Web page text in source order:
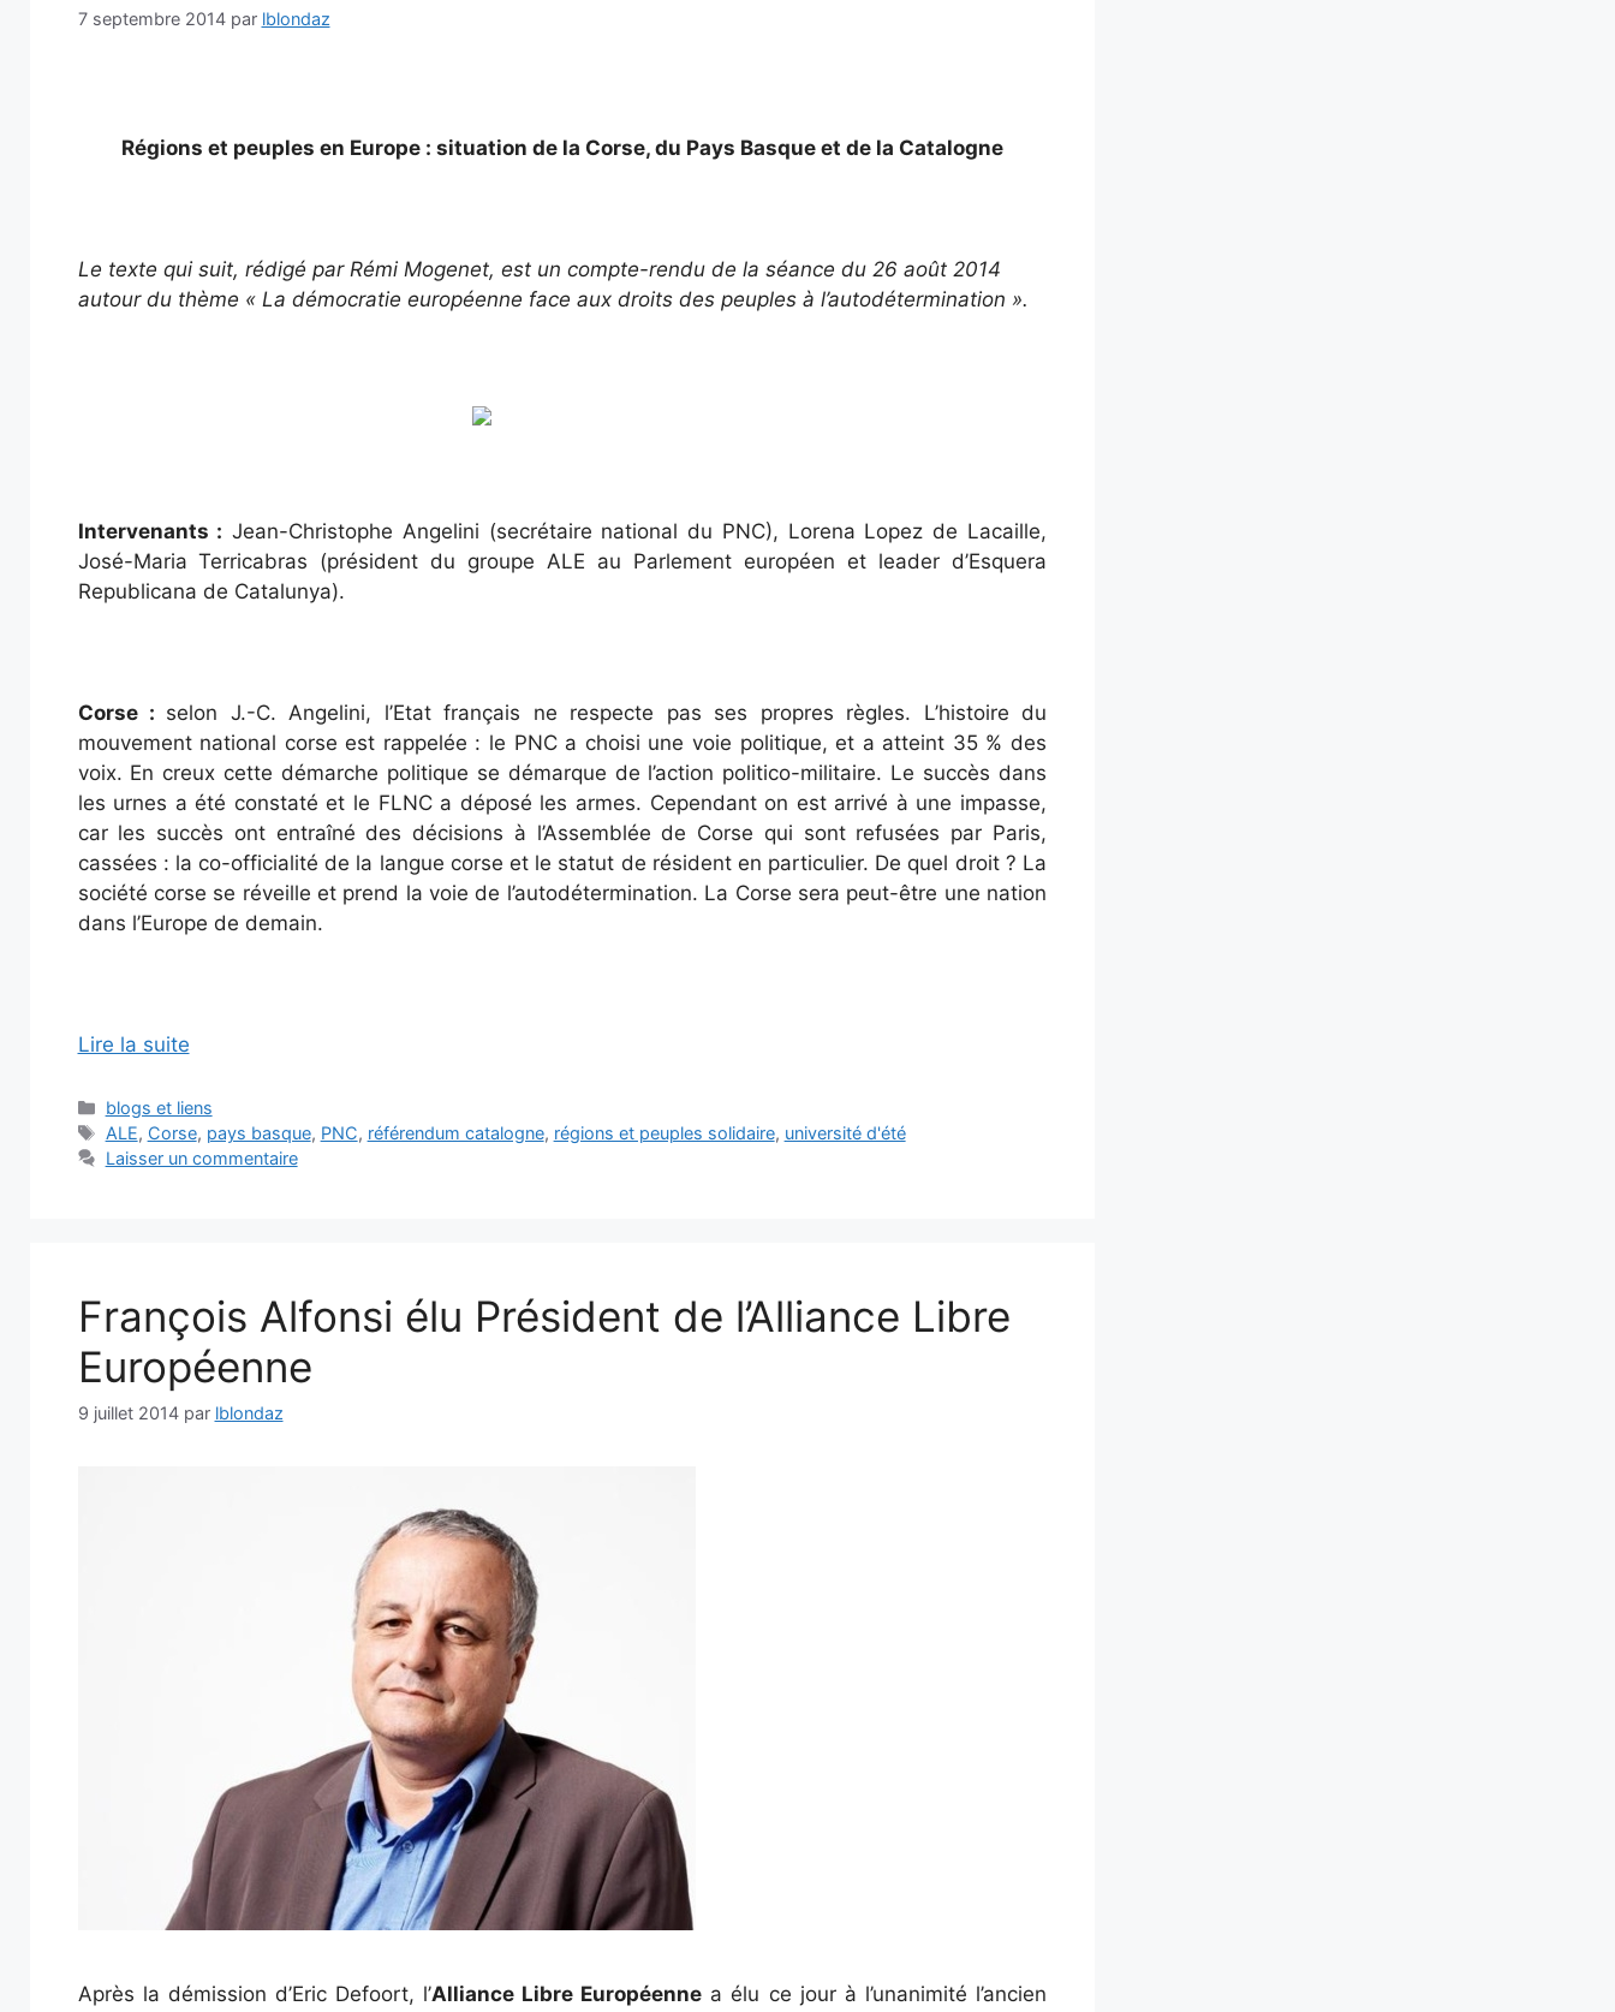
7 septembre 2014 par lblondaz
Régions et peuples en Europe : situation de la Corse, du Pays Basque et de la Catalogne
Le texte qui suit, rédigé par Rémi Mogenet, est un compte-rendu de la séance du 26 août 2014
autour du thème « La démocratie européenne face aux droits des peuples à l’autodétermination ».
Intervenants : Jean-Christophe Angelini (secrétaire national du PNC), Lorena Lopez de Lacaille,
José-Maria Terricabras (président du groupe ALE au Parlement européen et leader d’Esquera
Republicana de Catalunya).
Corse : selon J.-C. Angelini, l’Etat français ne respecte pas ses propres règles. L’histoire du
mouvement national corse est rappelée : le PNC a choisi une voie politique, et a atteint 35 % des
voix. En creux cette démarche politique se démarque de l’action politico-militaire. Le succès dans
les urnes a été constaté et le FLNC a déposé les armes. Cependant on est arrivé à une impasse,
car les succès ont entraîné des décisions à l’Assemblée de Corse qui sont refusées par Paris,
cassées : la co-officialité de la langue corse et le statut de résident en particulier. De quel droit ? La
société corse se réveille et prend la voie de l’autodétermination. La Corse sera peut-être une nation
dans l’Europe de demain.
Lire la suite
Catégories
blogs et liens
Étiquettes
ALE, Corse, pays basque, PNC, référendum catalogne, régions et peuples solidaire, université d'été
Laisser un commentaire
François Alfonsi élu Président de l’Alliance Libre
Européenne
9 juillet 2014 par lblondaz
Après la démission d’Eric Defoort, l’Alliance Libre Européenne a élu ce jour à l’unanimité l’ancien